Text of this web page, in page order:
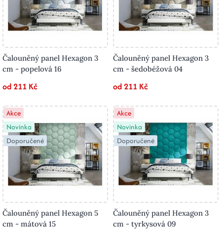
Čalouněný panel Hexagon 3
cm - popelová 16
od 211 Kč
Čalouněný panel Hexagon 3
cm - šedobéžová 04
od 211 Kč
Akce
Novinka
Doporučené
Čalouněný panel Hexagon 5
cm - mátová 15
Akce
Novinka
Doporučené
Čalouněný panel Hexagon 3
cm - tyrkysová 09